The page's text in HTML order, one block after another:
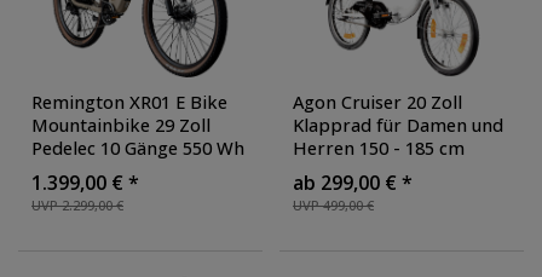
Remington XR01 E Bike
Mountainbike 29 Zoll
Pedelec 10 Gänge 550 Wh
Akku Fahrrad Hardtail
MTB, Ausführung:
Standard, Farbe: beige
UVP 2.299,00 €
1.399,00 € *
Agon Cruiser 20 Zoll
Klapprad für Damen und
Herren 150 - 185 cm
Klappfahrrad Faltrad
StVZO Faltfahrrad
Erwachsene tiefer
UVP 499,00 €
ab 299,00 € *